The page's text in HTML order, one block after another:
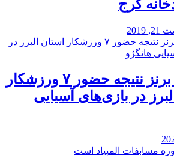
کرج
2019
۲ مدال برنز نتیجه حضور ۷ ورزشکار
در بازی‌های آسیایی